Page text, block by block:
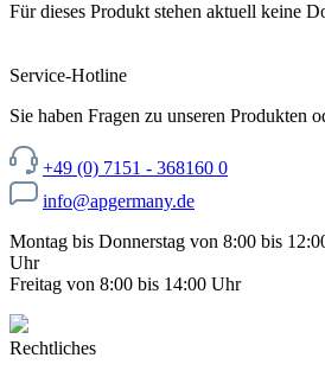
Für dieses Produkt stehen aktuell keine
Service-Hotline
Sie haben Fragen zu unseren Produkten
+49 (0) 7151 - 368160 0
info@apgermany.de
Montag bis Donnerstag von 8:00 bis
Uhr
Freitag von 8:00 bis 14:00 Uhr
Rechtliches